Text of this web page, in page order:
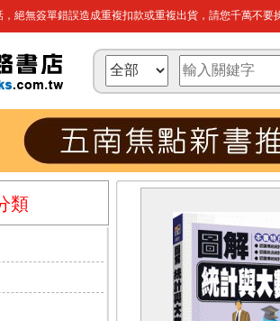
絕無簽單錯誤造成重複扣款或重複出貨，請您千萬不要
類